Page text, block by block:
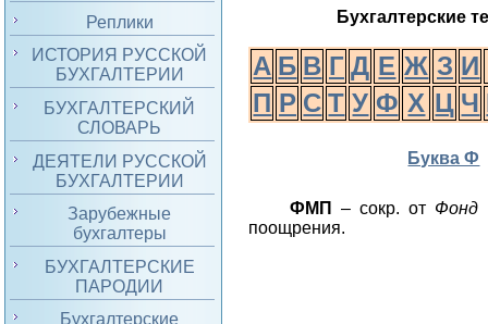
Реплики
ИСТОРИЯ РУССКОЙ
БУХГАЛТЕРИИ
БУХГАЛТЕРСКИЙ
СЛОВАРЬ
ДЕЯТЕЛИ РУССКОЙ
БУХГАЛТЕРИИ
Зарубежные
бухгалтеры
БУХГАЛТЕРСКИЕ
ПАРОДИИ
Бухгалтерские
Бухгалтерские
А Б В Г Д Е Ж З И
П Р С Т У Ф Х Ц Ч
Буква Ф
ФМП – сокр. от Фонд
поощрения.